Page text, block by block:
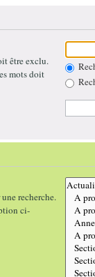
être exclu.
mots doit
recherche.
ci-